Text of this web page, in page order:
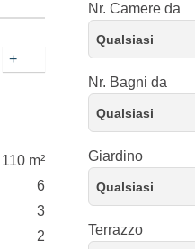
+
110 m²
6
3
2
Nr. Camere da
Qualsiasi
Nr. Bagni da
Qualsiasi
Giardino
Qualsiasi
Terrazzo